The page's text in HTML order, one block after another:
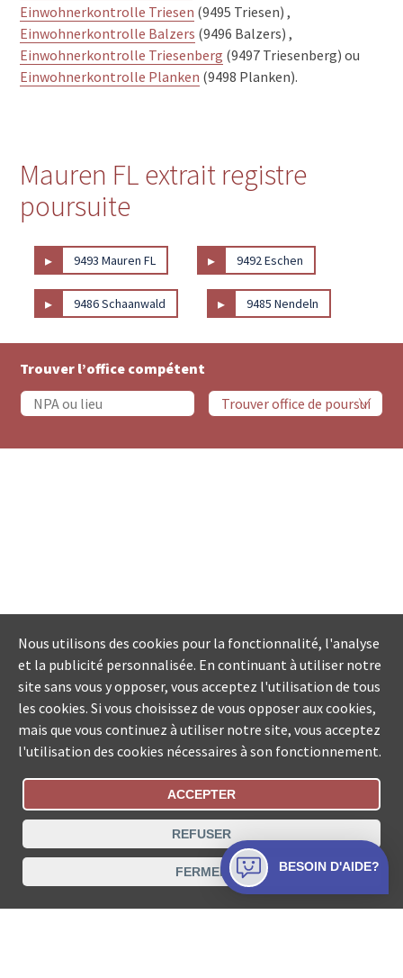
Einwohnerkontrolle Triesen (9495 Triesen) ,
Einwohnerkontrolle Balzers (9496 Balzers) ,
Einwohnerkontrolle Triesenberg (9497 Triesenberg) ou
Einwohnerkontrolle Planken (9498 Planken).
Mauren FL extrait registre
poursuite
▸ 9493 Mauren FL ▸ 9492 Eschen
▸ 9486 Schaanwald ▸ 9485 Nendeln
Trouver l’office compétent
Statut De La Commande
Recherche des offices de Suisse
Protection des données Mentions légales
Conditions d’utilisation Contact
Nous utilisons des cookies pour la fonctionnalité, l'analyse
et la publicité personnalisée. En continuant à utiliser notre
site sans vous y opposer, vous acceptez l'utilisation de tous
les cookies. Si vous choisissez de vous opposer aux cookies,
mais que vous continuez à utiliser notre site, vous acceptez
l'utilisation des cookies nécessaires à son fonctionnement.
ACCEPTER
REFUSER
FERMER BESOIN D'AIDE?